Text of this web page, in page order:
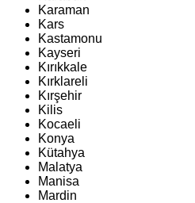
Karaman
Kars
Kastamonu
Kayseri
Kırıkkale
Kırklareli
Kırşehir
Kilis
Kocaeli
Konya
Kütahya
Malatya
Manisa
Mardin